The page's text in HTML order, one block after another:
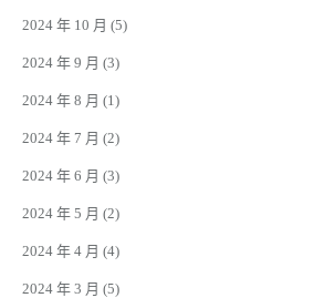
2024 年 10 月 (5)
2024 年 9 月 (3)
2024 年 8 月 (1)
2024 年 7 月 (2)
2024 年 6 月 (3)
2024 年 5 月 (2)
2024 年 4 月 (4)
2024 年 3 月 (5)